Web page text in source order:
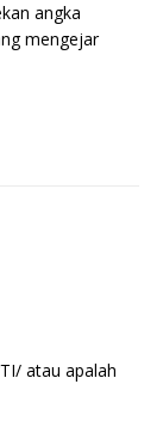
angka
mengejar
atau apalah